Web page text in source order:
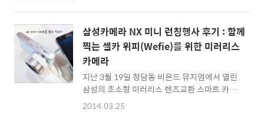
스 OM-D 유저들의 관심을 받기에 충분해 보입
니다. 이날 런칭행사는 청담 비하이브에서 열였
습니다. 카메라 유저들을 초청한 자리인 만큼 활
발한 파티분위기 ..
인 펌웨어가 나오기 때문에 사용전에 미리 업데
이트를 해두는 것이 좋습니다. NX MINI는 제품
구성품에 동봉된 Samsung I-Launcher로 펌
웨어 업데이트를 합니다. Mac과 Windows를
모두 지원하네요. 저는 그냥 윈도우에서 펌웨어
업데이트를 다운로드 받았습니다. Samsung
I-Launcher로 카메라 펌웨어 업데이트 하기
먼저 microSD메모리가 들어있는 상태에서 NX
삼성카메라 NX 미니 런칭행사 후기 : 함께
찍는 셀카 위피(Wefie)를 위한 미러리스
카메라
지난 3월 19일 청담동 비욘드 뮤지엄에서 열린
삼성의 초소형 미러리스 렌즈교환 스마트 카메
라 NX MINI의 글로벌 런칭 행사를 취재하고 돌
2014.03.25